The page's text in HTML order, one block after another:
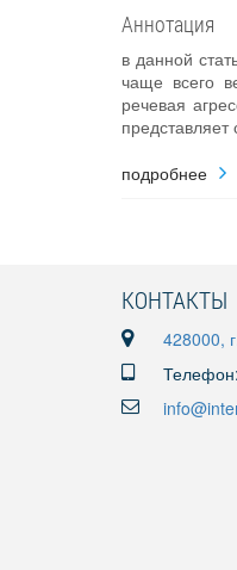
Аннотация
в данной
чаще всего
речевая
подробнее
КОНТАКТЫ
428000,